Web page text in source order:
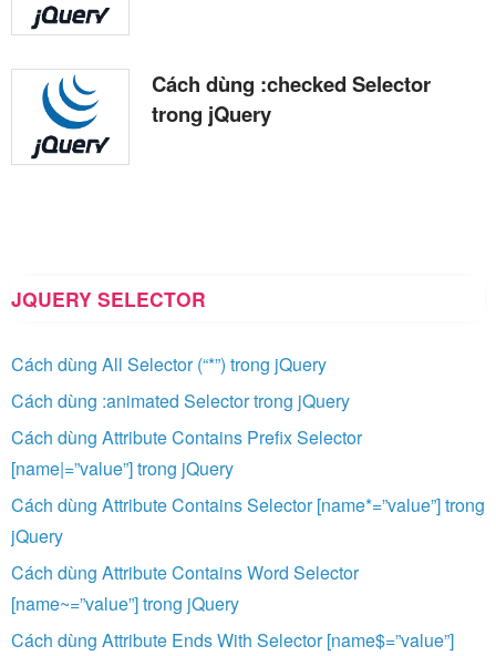
Cách dùng :checked Selector
trong jQuery
JQUERY SELECTOR
Cách dùng All Selector (“*”) trong jQuery
Cách dùng :animated Selector trong jQuery
Cách dùng Attribute Contains Prefix Selector
[name|=”value”] trong jQuery
Cách dùng Attribute Contains Selector [name*=”value”] trong
jQuery
Cách dùng Attribute Contains Word Selector
[name~=”value”] trong jQuery
Cách dùng Attribute Ends With Selector [name$=”value”]